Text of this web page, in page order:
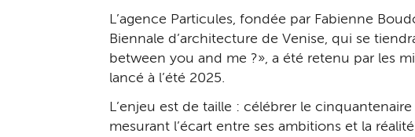
L’agence Particules, fondée par Fabienne
Biennale d’architecture de Venise, qui se
between you and me ? », a été retenu par les
lancé à l’été 2025.
L’enjeu est de taille : célébrer le
mesurant l’écart entre ses ambitions et la